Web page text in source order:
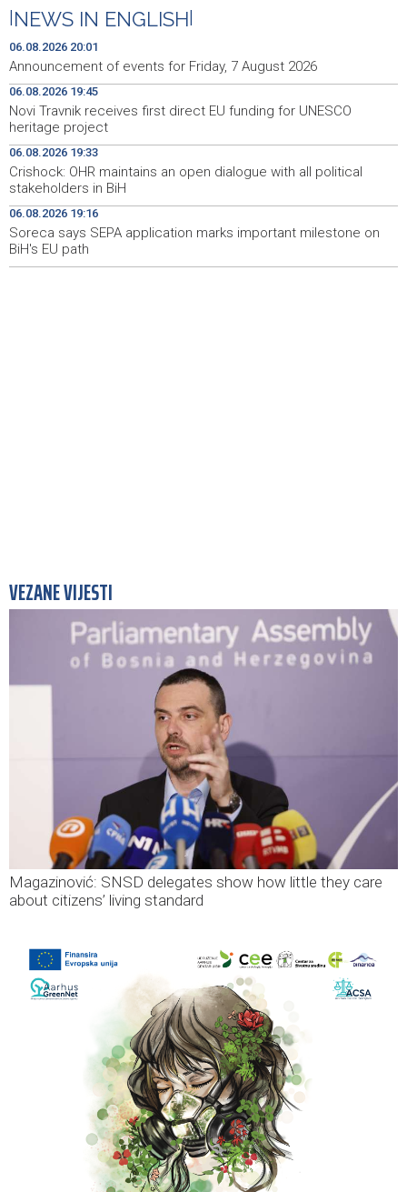
20:36
Počeo memorijalni turnir 'Streetball Tomislavgrad 2026.
Branimir Mašić Bani'
Na Vilsonovom šetalištu u Sarajevu predstavljeno 50
luksuznih i sportskih automobila
20:01 Announcement of events for Friday, 7 August 2026
19:55
Drugi Festival bakri okupio mještane i posjetitelje kod
Livna
19:45
Novi Travnik receives first direct EU funding for UNESCO
heritage project
NEWS IN ENGLISH
06.08.2026 20:01
Announcement of events for Friday, 7 August 2026
06.08.2026 19:45
Novi Travnik receives first direct EU funding for UNESCO
heritage project
06.08.2026 19:33
Crishock: OHR maintains an open dialogue with all political
stakeholders in BiH
06.08.2026 19:16
Soreca says SEPA application marks important milestone on
BiH's EU path
VEZANE VIJESTI
Magazinović: SNSD delegates show how little they care
about citizens’ living standard